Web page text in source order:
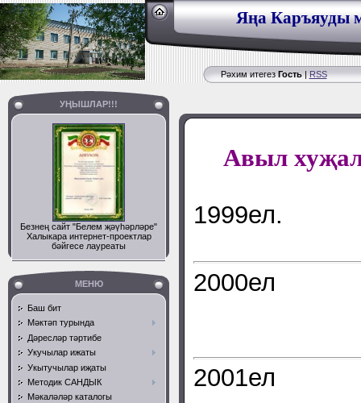
Яңа Каръяуды
Рәхим итегез Гость|RSS
УҢЫШЛАР!!!
Безнең сайт "Белем җәүһәрләре"
Халыкара интернет-проектлар
бәйгесе лауреаты
МЕНЮ
Баш бит
Мәктәп турында
Дәресләр тәртибе
Укучылар ижаты
Укытучылар иҗаты
Методик САНДЫК
Мәкаләләр каталогы
Авыл
1999ел.
2000ел
2001ел